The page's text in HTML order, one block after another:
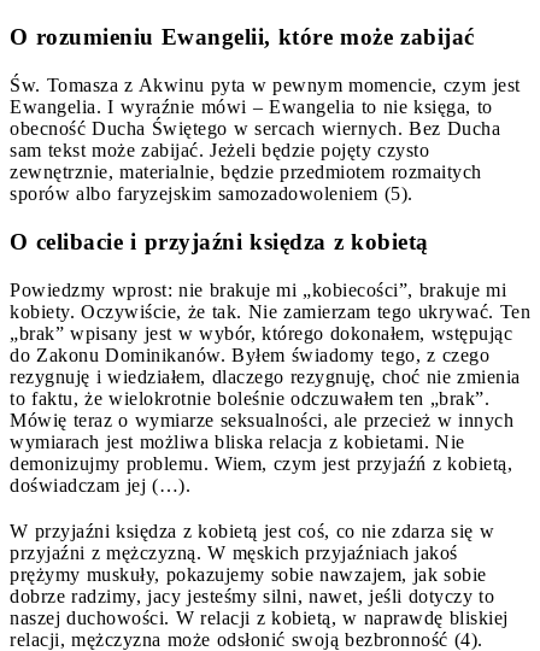
O rozumieniu Ewangelii, które może zabijać
Św. Tomasza z Akwinu pyta w pewnym momencie, czym jest
Ewangelia. I wyraźnie mówi – Ewangelia to nie księga, to
obecność Ducha Świętego w sercach wiernych. Bez Ducha
sam tekst może zabijać. Jeżeli będzie pojęty czysto
zewnętrznie, materialnie, będzie przedmiotem rozmaitych
sporów albo faryzejskim samozadowoleniem (5).
O celibacie i przyjaźni księdza z kobietą
Powiedzmy wprost: nie brakuje mi „kobiecości”, brakuje mi
kobiety. Oczywiście, że tak. Nie zamierzam tego ukrywać. Ten
„brak” wpisany jest w wybór, którego dokonałem, wstępując
do Zakonu Dominikanów. Byłem świadomy tego, z czego
rezygnuję i wiedziałem, dlaczego rezygnuję, choć nie zmienia
to faktu, że wielokrotnie boleśnie odczuwałem ten „brak”.
Mówię teraz o wymiarze seksualności, ale przecież w innych
wymiarach jest możliwa bliska relacja z kobietami. Nie
demonizujmy problemu. Wiem, czym jest przyjaźń z kobietą,
doświadczam jej (…).
W przyjaźni księdza z kobietą jest coś, co nie zdarza się w
przyjaźni z mężczyzną. W męskich przyjaźniach jakoś
prężymy muskuły, pokazujemy sobie nawzajem, jak sobie
dobrze radzimy, jacy jesteśmy silni, nawet, jeśli dotyczy to
naszej duchowości. W relacji z kobietą, w naprawdę bliskiej
relacji, mężczyzna może odsłonić swoją bezbronność (4).